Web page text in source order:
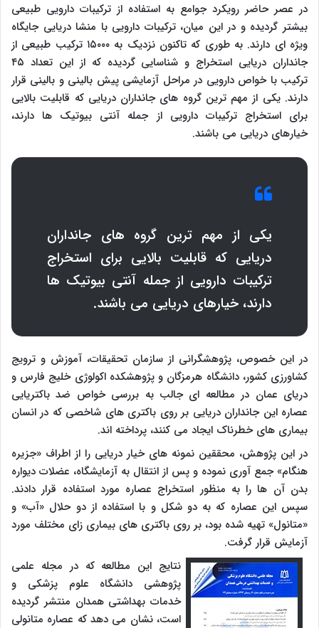
در عصر حاضر رویکرد جوامع به استفاده از ترکیبات دارویی طبیعی
بیشتر گردیده و در این میان، ترکیبات دارویی با منشا دریایی جایگاه
ویژه ای دارند. به طوری که تاکنون نزدیک به ۱۵۰۰۰ ترکیب طبیعی از
جانداران دریایی استخراج و شناسایی گردیده که از این تعداد ۴۵
ترکیب با خواص دارویی در مراحل آزمایشی پیش بالینی و بالینی قرار
دارند. یکی از مهم ترین گروه های جانداران دریایی که قابلیت بالایی
برای استخراج ترکیبات دارویی از جمله آنتی بیوتیک ها دارند،
خیارهای دریایی می باشند.
یکی از مهم ترین گروه های جانداران
دریایی که قابلیت بالایی برای استخراج
ترکیبات دارویی از جمله آنتی بیوتیک ها
دارند، خیارهای دریایی می باشند.
در این خصوص، پژوهشگرانی از سازمان تحقیقات، آموزش و ترویج
کشاورزی کشور، دانشگاه هرمزگان و پژوهشکده اکولوژی خلیج فارس و
دریای عمان در مطالعه ای جالب به بررسی خواص ضد باکتریایی
عصاره این جانداران دریایی بر روی باکتری های شاخصی که در انسان
بیماری های خطرناک ایجاد می کنند، پرداخته اند.
در این پژوهش، محققین نمونه های خیار دریایی را از اطراف «جزیره
هنگام» جمع آوری نموده و پس از انتقال به آزمایشگاه، عضلات دیواره
بدن آن ها را به منظور استخراج عصاره مورد استفاده قرار دادند.
سپس این عصاره که به دو شکل و با استفاده از دو حلال «آب» و
«متانول» تهیه شده بود، بر روی باکتری های بیماری زای مختلف مورد
آزمایش قرار گرفت.
نتایج این مطالعه که در مجله علمی
پژوهشی دانشگاه علوم پزشکی و
خدمات بهداشتی همدان منتشر گردیده
است، نشان می دهد که عصاره متانولی